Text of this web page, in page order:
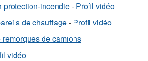
protection-incendie- Profil vidéo
de chauffage- Profil vidéo
remorques de camions
vidéo